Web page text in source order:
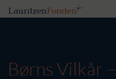
Børns Vilkår